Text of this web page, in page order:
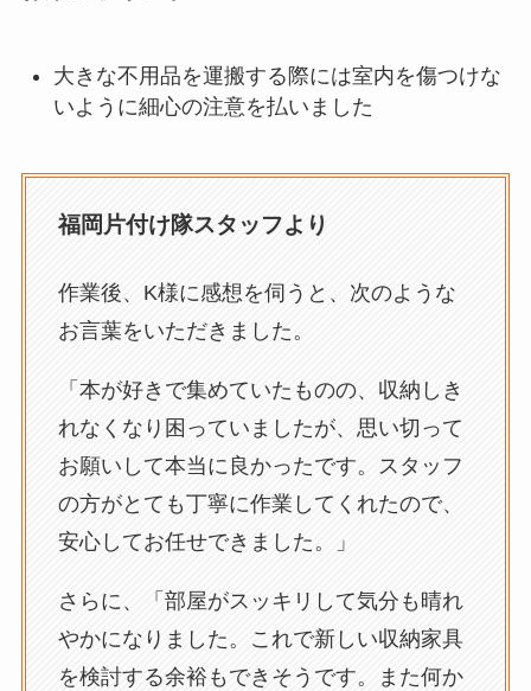
大きな不用品を運搬する際には室内を傷つけな
いように細心の注意を払いました
福岡片付け隊スタッフより
作業後、K様に感想を伺うと、次のような
お言葉をいただきました。
「本が好きで集めていたものの、収納しき
れなくなり困っていましたが、思い切って
お願いして本当に良かったです。スタッフ
の方がとても丁寧に作業してくれたので、
安心してお任せできました。」
さらに、「部屋がスッキリして気分も晴れ
やかになりました。これで新しい収納家具
を検討する余裕もできそうです。また何か